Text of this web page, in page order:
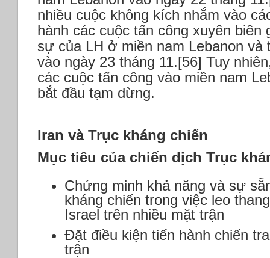
nhiều cuộc không kích nhắm vào
hành các cuộc tấn công xuyên
sự của LH ở miền nam Lebanon
vào ngày 23 tháng 11.[56] Tuy
các cuộc tấn công vào miền nam
bắt đầu tạm dừng.
Iran và Trục kháng chiến
Mục tiêu của chiến dịch Trục
Chứng minh khả năng và sự
kháng chiến trong việc leo
Israel trên nhiều mặt trận
Đặt điều kiện tiến hành chiến
trận